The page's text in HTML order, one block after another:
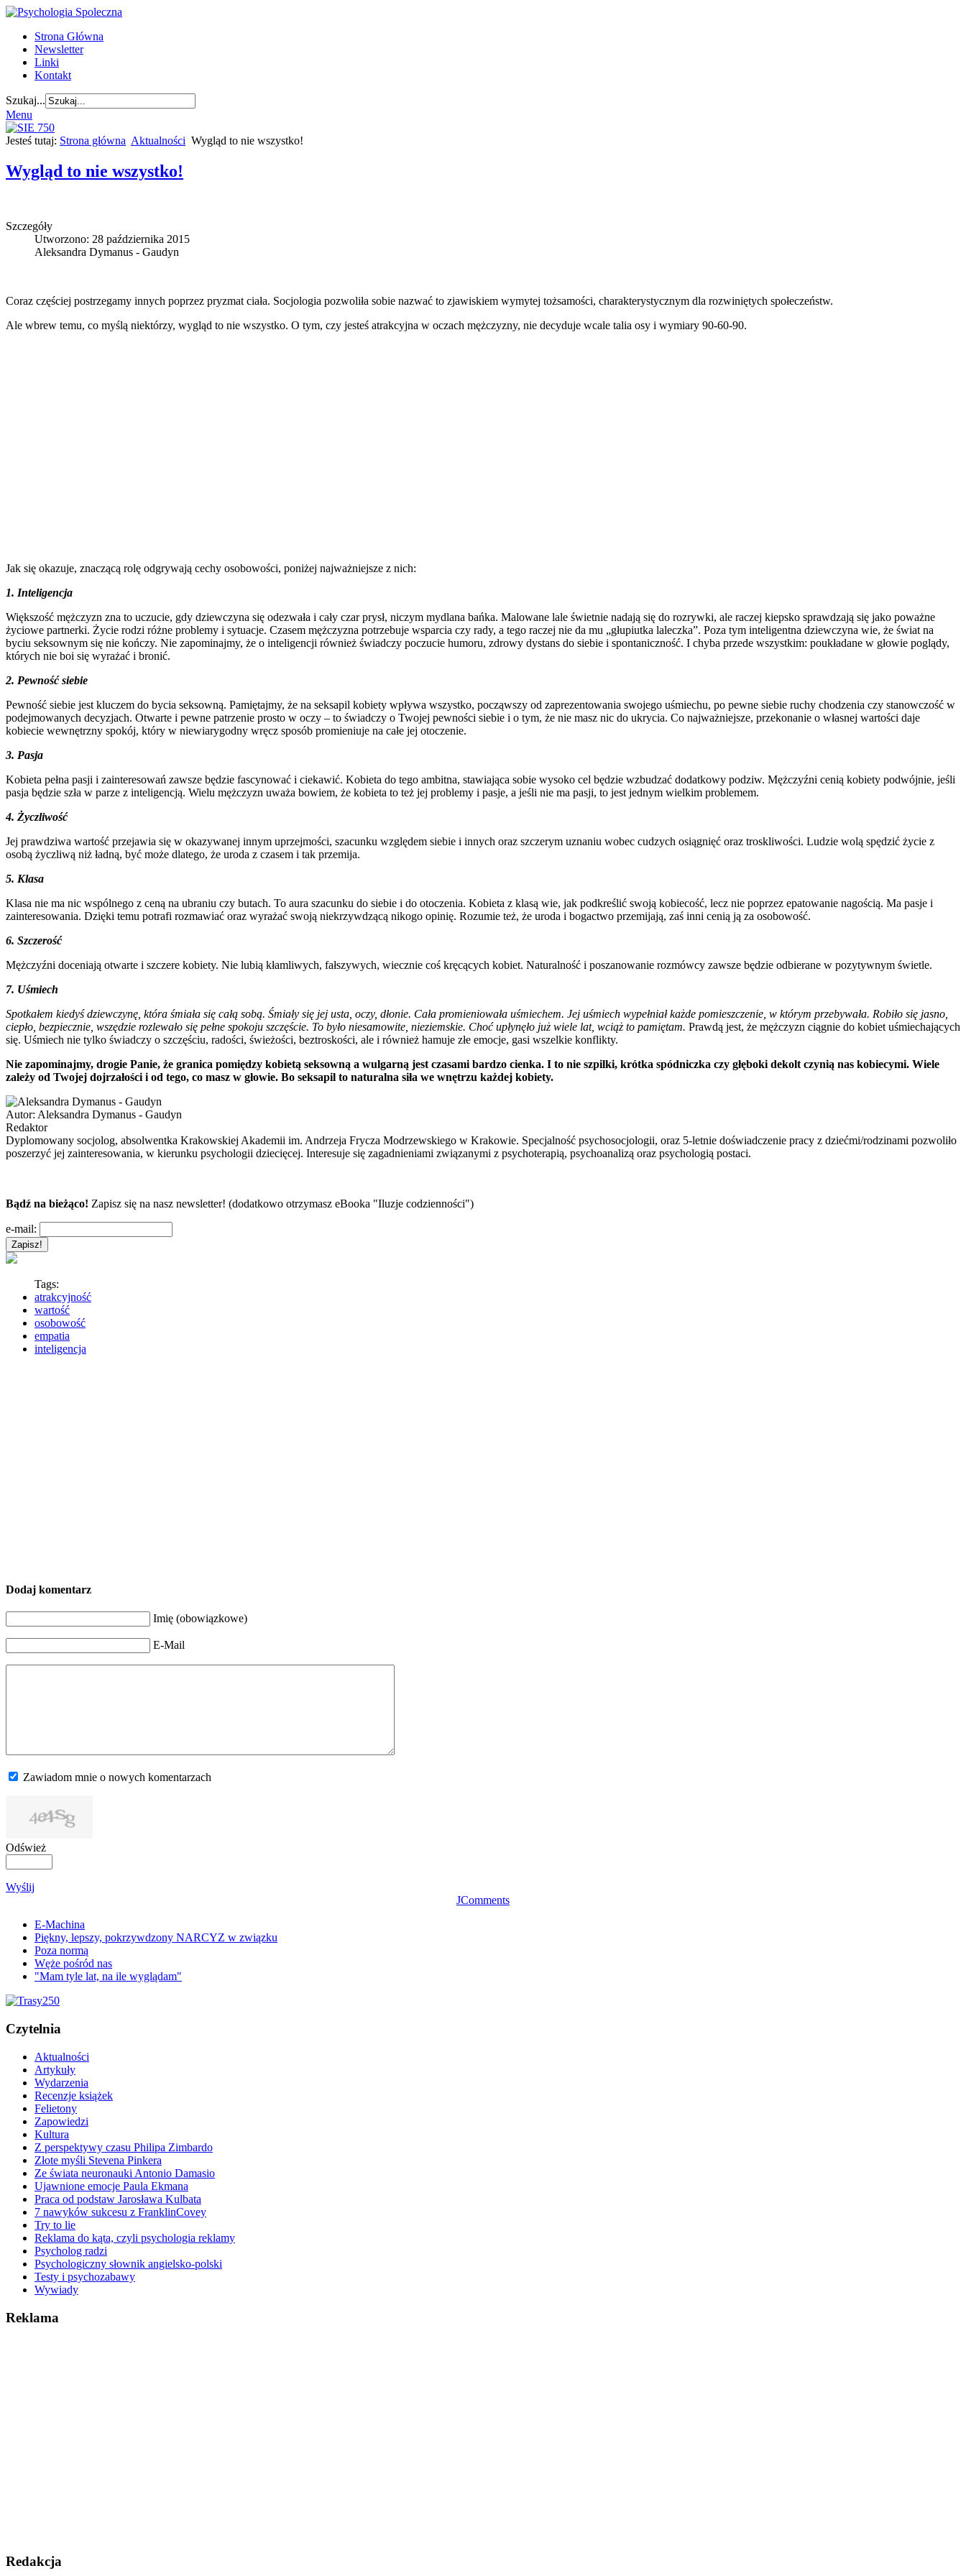
Strona Główna
Newsletter
Linki
Kontakt
Szukaj...
Menu
Jesteś tutaj: Strona główna Aktualności Wygląd to nie wszystko!
Wygląd to nie wszystko!
Szczegóły
Utworzono: 28 października 2015
Aleksandra Dymanus - Gaudyn
Coraz częściej postrzegamy innych poprzez pryzmat ciała. Socjologia pozwoliła sobie nazwać to zjawiskiem wymytej tożsamości, charakterystycznym dla rozwiniętych społeczeństw.
Ale wbrew temu, co myślą niektórzy, wygląd to nie wszystko. O tym, czy jesteś atrakcyjna w oczach mężczyzny, nie decyduje wcale talia osy i wymiary 90-60-90.
Jak się okazuje, znaczącą rolę odgrywają cechy osobowości, poniżej najważniejsze z nich:
1. Inteligencja
Większość mężczyzn zna to uczucie, gdy dziewczyna się odezwała i cały czar prysł, niczym mydlana bańka. Malowane lale świetnie nadają się do rozrywki, ale raczej kiepsko sprawdzają się jako poważne
życiowe partnerki. Życie rodzi różne problemy i sytuacje. Czasem mężczyzna potrzebuje wsparcia czy rady, a tego raczej nie da mu „głupiutka laleczka”. Poza tym inteligentna dziewczyna wie, że świat na
byciu seksownym się nie kończy. Nie zapominajmy, że o inteligencji również świadczy poczucie humoru, zdrowy dystans do siebie i spontaniczność. I chyba przede wszystkim: poukładane w głowie poglądy,
których nie boi się wyrażać i bronić.
2. Pewność siebie
Pewność siebie jest kluczem do bycia seksowną. Pamiętajmy, że na seksapil kobiety wpływa wszystko, począwszy od zaprezentowania swojego uśmiechu, po pewne siebie ruchy chodzenia czy stanowczość w
podejmowanych decyzjach. Otwarte i pewne patrzenie prosto w oczy – to świadczy o Twojej pewności siebie i o tym, że nie masz nic do ukrycia. Co najważniejsze, przekonanie o własnej wartości daje
kobiecie wewnętrzny spokój, który w niewiarygodny wręcz sposób promieniuje na całe jej otoczenie.
3. Pasja
Kobieta pełna pasji i zainteresowań zawsze będzie fascynować i ciekawić. Kobieta do tego ambitna, stawiająca sobie wysoko cel będzie wzbudzać dodatkowy podziw. Mężczyźni cenią kobiety podwójnie, jeśli
pasja będzie szła w parze z inteligencją. Wielu mężczyzn uważa bowiem, że kobieta to też jej problemy i pasje, a jeśli nie ma pasji, to jest jednym wielkim problemem.
4. Życzliwość
Jej prawdziwa wartość przejawia się w okazywanej innym uprzejmości, szacunku względem siebie i innych oraz szczerym uznaniu wobec cudzych osiągnięć oraz troskliwości. Ludzie wolą spędzić życie z
osobą życzliwą niż ładną, być może dlatego, że uroda z czasem i tak przemija.
5. Klasa
Klasa nie ma nic wspólnego z ceną na ubraniu czy butach. To aura szacunku do siebie i do otoczenia. Kobieta z klasą wie, jak podkreślić swoją kobiecość, lecz nie poprzez epatowanie nagością. Ma pasje i
zainteresowania. Dzięki temu potrafi rozmawiać oraz wyrażać swoją niekrzywdzącą nikogo opinię. Rozumie też, że uroda i bogactwo przemijają, zaś inni cenią ją za osobowość.
6. Szczerość
Mężczyźni doceniają otwarte i szczere kobiety. Nie lubią kłamliwych, fałszywych, wiecznie coś kręcących kobiet. Naturalność i poszanowanie rozmówcy zawsze będzie odbierane w pozytywnym świetle.
7. Uśmiech
Spotkałem kiedyś dziewczynę, która śmiała się całą sobą. Śmiały się jej usta, oczy, dłonie. Cała promieniowała uśmiechem. Jej uśmiech wypełniał każde pomieszczenie, w którym przebywała. Robiło się jasno,
ciepło, bezpiecznie, wszędzie rozlewało się pełne spokoju szczęście. To było niesamowite, nieziemskie. Choć upłynęło już wiele lat, wciąż to pamiętam. Prawdą jest, że mężczyzn ciągnie do kobiet uśmiechających
się. Uśmiech nie tylko świadczy o szczęściu, radości, świeżości, beztroskości, ale i również hamuje złe emocje, gasi wszelkie konflikty.
Nie zapominajmy, drogie Panie, że granica pomiędzy kobietą seksowną a wulgarną jest czasami bardzo cienka. I to nie szpilki, krótka spódniczka czy głęboki dekolt czynią nas kobiecymi. Wiele
zależy od Twojej dojrzałości i od tego, co masz w głowie. Bo seksapil to naturalna siła we wnętrzu każdej kobiety.
Autor: Aleksandra Dymanus - Gaudyn
Redaktor
Dyplomowany socjolog, absolwentka Krakowskiej Akademii im. Andrzeja Frycza Modrzewskiego w Krakowie. Specjalność psychosocjologii, oraz 5-letnie doświadczenie pracy z dziećmi/rodzinami pozwoliło
poszerzyć jej zainteresowania, w kierunku psychologii dziecięcej. Interesuje się zagadnieniami związanymi z psychoterapią, psychoanalizą oraz psychologią postaci.
Bądź na bieżąco! Zapisz się na nasz newsletter! (dodatkowo otrzymasz eBooka "Iluzje codzienności")
e-mail:
Tags:
atrakcyjność
wartość
osobowość
empatia
inteligencja
Dodaj komentarz
Imię (obowiązkowe)
E-Mail
Zawiadom mnie o nowych komentarzach
Odśwież
Wyślij
JComments
E-Machina
Piękny, lepszy, pokrzywdzony NARCYZ w związku
Poza normą
Węże pośród nas
"Mam tyle lat, na ile wyglądam"
Czytelnia
Aktualności
Artykuły
Wydarzenia
Recenzje książek
Felietony
Zapowiedzi
Kultura
Z perspektywy czasu Philipa Zimbardo
Złote myśli Stevena Pinkera
Ze świata neuronauki Antonio Damasio
Ujawnione emocje Paula Ekmana
Praca od podstaw Jarosława Kulbata
7 nawyków sukcesu z FranklinCovey
Try to lie
Reklama do kąta, czyli psychologia reklamy
Psycholog radzi
Psychologiczny słownik angielsko-polski
Testy i psychozabawy
Wywiady
Reklama
Redakcja